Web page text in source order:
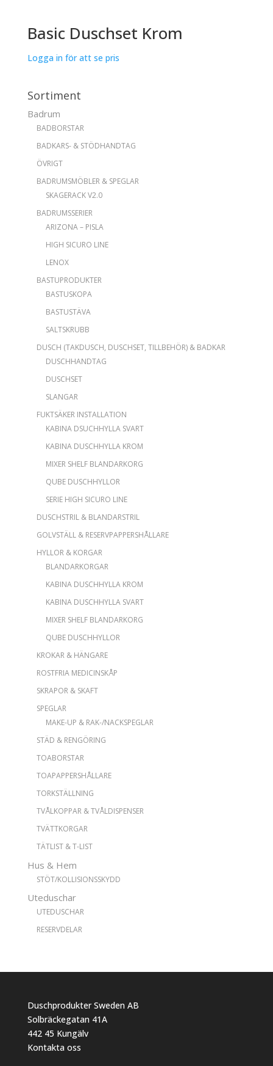
Basic Duschset Krom
Logga in för att se pris
Sortiment
Badrum
BADBORSTAR
BADKARS- & STÖDHANDTAG
ÖVRIGT
BADRUMSMÖBLER & SPEGLAR
SKAGERACK V2.0
BADRUMSSERIER
ARIZONA – PISLA
HIGH SICURO LINE
LENOX
BASTUPRODUKTER
BASTUSKOPA
BASTUSTÄVA
SALTSKRUBB
DUSCH (TAKDUSCH, DUSCHSET, TILLBEHÖR) & BADKAR
DUSCHHANDTAG
DUSCHSET
SLANGAR
FUKTSÄKER INSTALLATION
KABINA DSUCHHYLLA SVART
KABINA DUSCHHYLLA KROM
MIXER SHELF BLANDARKORG
QUBE DUSCHHYLLOR
SERIE HIGH SICURO LINE
DUSCHSTRIL & BLANDARSTRIL
GOLVSTÄLL & RESERVPAPPERSHÅLLARE
HYLLOR & KORGAR
BLANDARKORGAR
KABINA DUSCHHYLLA KROM
KABINA DUSCHHYLLA SVART
MIXER SHELF BLANDARKORG
QUBE DUSCHHYLLOR
KROKAR & HÄNGARE
ROSTFRIA MEDICINSKÅP
SKRAPOR & SKAFT
SPEGLAR
MAKE-UP & RAK-/NACKSPEGLAR
STÄD & RENGÖRING
TOABORSTAR
TOAPAPPERSHÅLLARE
TORKSTÄLLNING
TVÅLKOPPAR & TVÅLDISPENSER
TVÄTTKORGAR
TÄTLIST & T-LIST
Hus & Hem
STÖT/KOLLISIONSSKYDD
Uteduschar
UTEDUSCHAR
RESERVDELAR
Duschprodukter Sweden AB
Solbräckegatan 41A
442 45 Kungälv
Kontakta oss